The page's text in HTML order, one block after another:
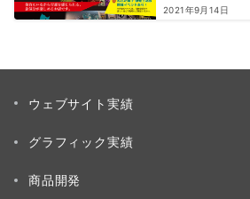
2021年9月14日
ウェブサイト実績
グラフィック実績
商品開発